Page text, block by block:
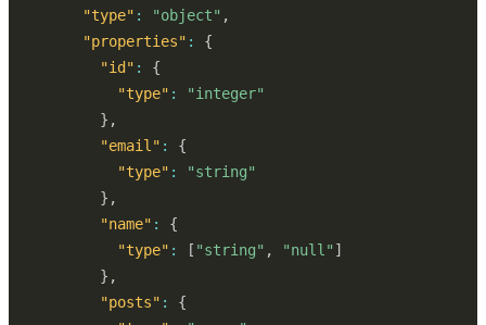
"type" : "object" ,
"properties" :
{
"id" :
{
"type" :
"integer"
} ,
"email" :
{
"type" :
"string"
} ,
"name" :
{
"type" : [ "string" , "null" ]
} ,
"posts" :
{